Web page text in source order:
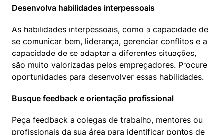
Desenvolva habilidades interpessoais
As habilidades interpessoais, como a capacidade de
se comunicar bem, liderança, gerenciar conflitos e a
capacidade de se adaptar a diferentes situações,
são muito valorizadas pelos empregadores. Procure
oportunidades para desenvolver essas habilidades.
Busque feedback e orientação profissional
Peça feedback a colegas de trabalho, mentores ou
profissionais da sua área para identificar pontos de